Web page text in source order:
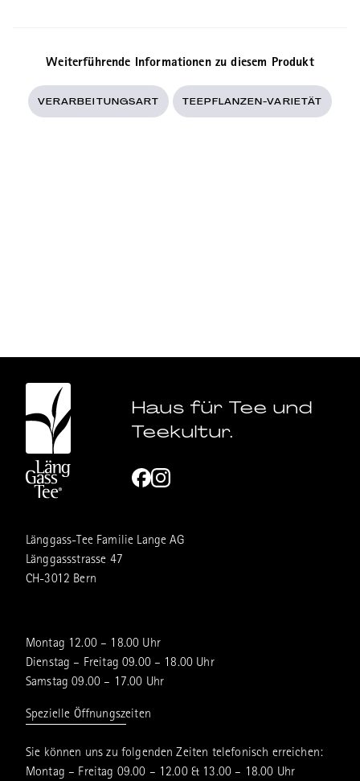
Weiterführende Informationen zu diesem Produkt
VERARBEITUNGSART TEEPFLANZEN-VARIETÄT
Haus für Tee und
Teekultur.
Länggass-Tee Familie Lange AG
Länggassstrasse 47
CH-3012 Bern
Montag 12.00 – 18.00 Uhr
Dienstag – Freitag 09.00 – 18.00 Uhr
Samstag 09.00 – 17.00 Uhr
Spezielle Öffnungszeiten
Sie können uns zu folgenden Zeiten telefonisch erreichen:
Montag – Freitag 09.00 – 12.00 & 13.00 – 18.00 Uhr